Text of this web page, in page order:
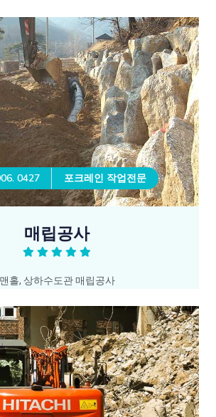
0427 포크레인 작업전문
매립공사
맨홀, 상하수도관 매립공사